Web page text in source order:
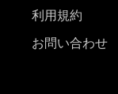
利用規約
お問い合わせ